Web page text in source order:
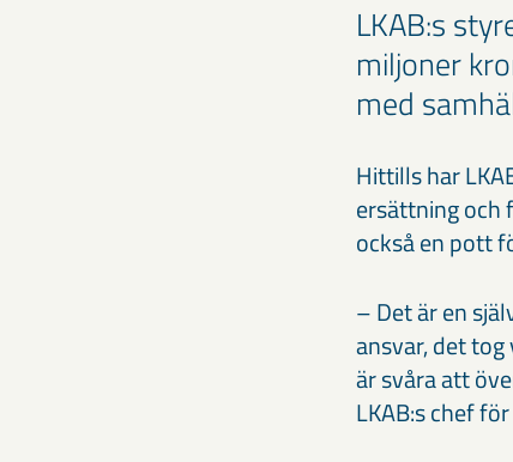
LKAB:s
miljoner
med
Hittills har
ersättning och
också en pott
– Det är en
ansvar, det
är svåra att
LKAB:s chef